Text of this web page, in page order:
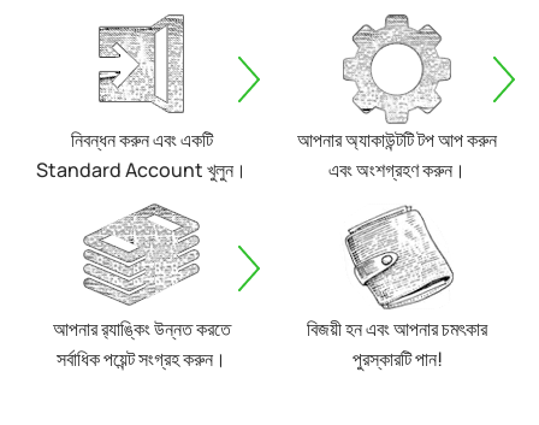
নিবন্ধন করুন এবং একটি
Standard Account খুলুন।
আপনার অ্যাকাউন্টটি টপ আপ করুন
এবং অংশগ্রহণ করুন।
আপনার র‌্যাঙ্কিং উন্নত করতে
সর্বাধিক পয়েন্ট সংগ্রহ করুন।
বিজয়ী হন এবং আপনার চমৎকার
পুরস্কারটি পান!